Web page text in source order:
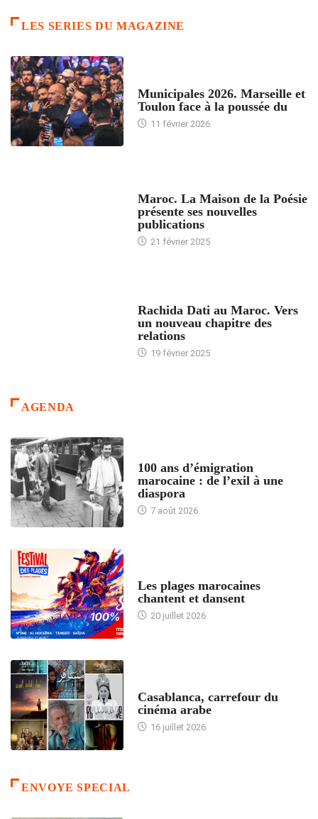
LES SERIES DU MAGAZINE
Municipales 2026. Marseille et
Toulon face à la poussée du
11 février 2026
Maroc. La Maison de la Poésie
présente ses nouvelles
publications
21 février 2025
Rachida Dati au Maroc. Vers
un nouveau chapitre des
relations
19 février 2025
AGENDA
100 ans d’émigration
marocaine : de l’exil à une
diaspora
7 août 2026
Les plages marocaines
chantent et dansent
20 juillet 2026
Casablanca, carrefour du
cinéma arabe
16 juillet 2026
ENVOYE SPECIAL